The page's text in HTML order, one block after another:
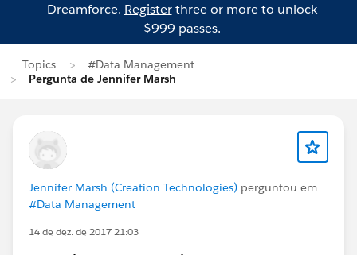
Dreamforce. Registerthree or more to unlock
$999 passes.
Topics
#Data Management
Pergunta de Jennifer Marsh
Jennifer Marsh (Creation Technologies) perguntou em
#Data Management
14 de dez. de 2017 21:03